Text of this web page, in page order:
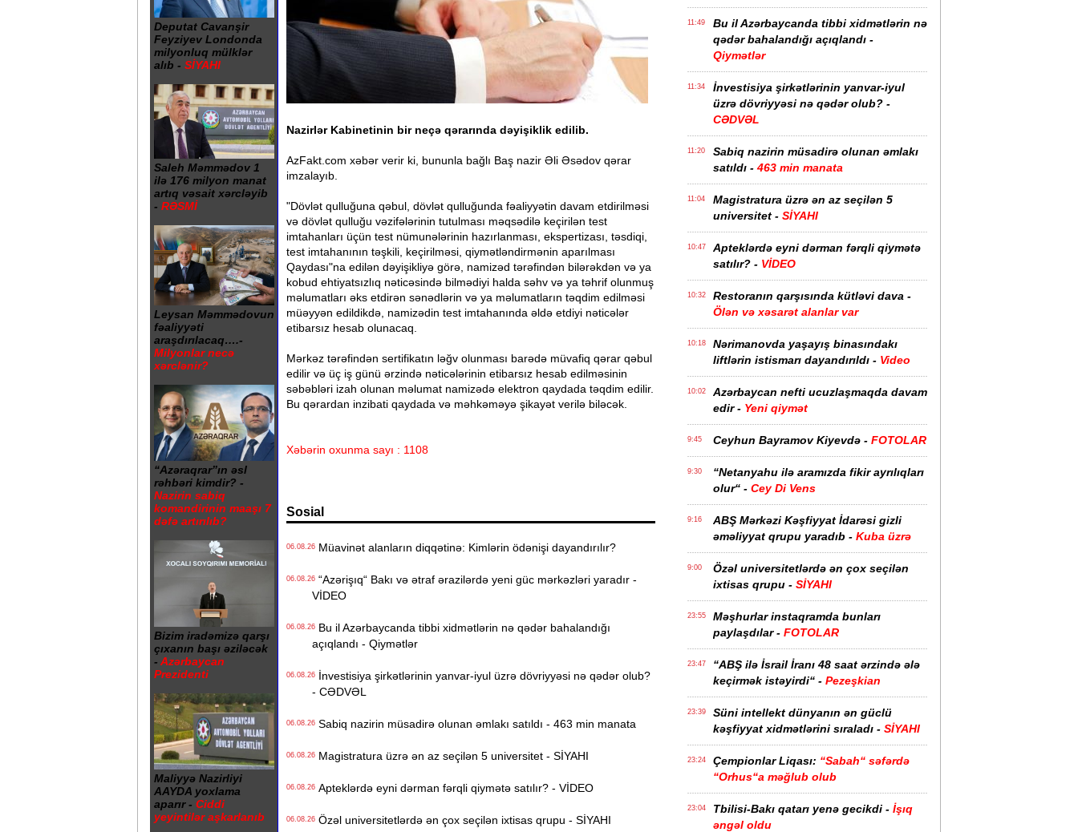
Deputat Cavanşir
Feyziyev Londonda
milyonluq mülklər
alıb - SİYAHI
Saleh Məmmədov 1
ilə 176 milyon manat
artıq vəsait xərcləyib
- RƏSMİ
Leysan Məmmədovun
fəaliyyəti
araşdırılacaq….-
Milyonlar necə
xərclənir?
“Azəraqrar”ın əsl
rəhbəri kimdir? -
Nazirin sabiq
komandirinin maaşı 7
dəfə artırılıb?
Bizim iradəmizə qarşı
çıxanın başı əziləcək
- Azərbaycan
Prezidenti
Maliyyə Nazirliyi
AAYDA yoxlama
aparır - Ciddi
yeyintilər aşkarlanıb
Nazirlər Kabinetinin bir neçə qərarında dəyişiklik edilib.
AzFakt.com xəbər verir ki, bununla bağlı Baş nazir Əli Əsədov qərar
imzalayıb.
"Dövlət qulluğuna qəbul, dövlət qulluğunda fəaliyyətin davam etdirilməsi
və dövlət qulluğu vəzifələrinin tutulması məqsədilə keçirilən test
imtahanları üçün test nümunələrinin hazırlanması, ekspertizası, təsdiqi,
test imtahanının təşkili, keçirilməsi, qiymətləndirmənin aparılması
Qaydası"na edilən dəyişikliyə görə, namizəd tərəfindən bilərəkdən və ya
kobud ehtiyatsızlıq nəticəsində bilmədiyi halda səhv və ya təhrif olunmuş
məlumatları əks etdirən sənədlərin və ya məlumatların təqdim edilməsi
müəyyən edildikdə, namizədin test imtahanında əldə etdiyi nəticələr
etibarsız hesab olunacaq.
Mərkəz tərəfindən sertifikatın ləğv olunması barədə müvafiq qərar qəbul
edilir və üç iş günü ərzində nəticələrinin etibarsız hesab edilməsinin
səbəbləri izah olunan məlumat namizədə elektron qaydada təqdim edilir.
Bu qərardan inzibati qaydada və məhkəməyə şikayət verilə biləcək.
Xəbərin oxunma sayı : 1108
Sosial
06.08.26Müavinət alanların diqqətinə: Kimlərin ödənişi dayandırılır?
06.08.26“Azərişıq“ Bakı və ətraf ərazilərdə yeni güc mərkəzləri yaradır -
VİDEO
06.08.26Bu il Azərbaycanda tibbi xidmətlərin nə qədər bahalandığı
açıqlandı - Qiymətlər
06.08.26İnvestisiya şirkətlərinin yanvar-iyul üzrə dövriyyəsi nə qədər olub?
- CƏDVƏL
06.08.26Sabiq nazirin müsadirə olunan əmlakı satıldı - 463 min manata
06.08.26Magistratura üzrə ən az seçilən 5 universitet - SİYAHI
06.08.26Apteklərdə eyni dərman fərqli qiymətə satılır? - VİDEO
06.08.26Özəl universitetlərdə ən çox seçilən ixtisas qrupu - SİYAHI
11:49
Bu il Azərbaycanda tibbi xidmətlərin nə
qədər bahalandığı açıqlandı -
Qiymətlər
11:34
İnvestisiya şirkətlərinin yanvar-iyul
üzrə dövriyyəsi nə qədər olub? -
CƏDVƏL
11:20
Sabiq nazirin müsadirə olunan əmlakı
satıldı - 463 min manata
11:04
Magistratura üzrə ən az seçilən 5
universitet - SİYAHI
10:47
Apteklərdə eyni dərman fərqli qiymətə
satılır? - VİDEO
10:32
Restoranın qarşısında kütləvi dava -
Ölən və xəsarət alanlar var
10:18
Nərimanovda yaşayış binasındakı
liftlərin istismarı dayandırıldı - Video
10:02
Azərbaycan nefti ucuzlaşmaqda davam
edir - Yeni qiymət
9:45 Ceyhun Bayramov Kiyevdə - FOTOLAR
9:30
“Netanyahu ilə aramızda fikir ayrılıqları
olur“ - Cey Di Vens
9:16
ABŞ Mərkəzi Kəşfiyyat İdarəsi gizli
əməliyyat qrupu yaradıb - Kuba üzrə
9:00
Özəl universitetlərdə ən çox seçilən
ixtisas qrupu - SİYAHI
23:55
Məşhurlar instaqramda bunları
paylaşdılar - FOTOLAR
23:47
“ABŞ ilə İsrail İranı 48 saat ərzində ələ
keçirmək istəyirdi“ - Pezeşkian
23:39
Süni intellekt dünyanın ən güclü
kəşfiyyat xidmətlərini sıraladı - SİYAHI
23:24 Çempionlar Liqası: “Sabah“ səfərdə
“Orhus“a məğlub olub
23:04 Tbilisi-Bakı qatarı yenə gecikdi - İşıq
əngəl oldu